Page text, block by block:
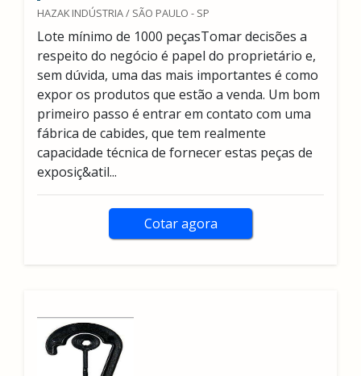
HAZAK INDÚSTRIA / SÃO PAULO - SP
Lote mínimo de 1000 peçasTomar decisões a
respeito do negócio é papel do proprietário e,
sem dúvida, uma das mais importantes é como
expor os produtos que estão a venda. Um bom
primeiro passo é entrar em contato com uma
fábrica de cabides, que tem realmente
capacidade técnica de fornecer estas peças de
exposiç&atil...
Cotar agora